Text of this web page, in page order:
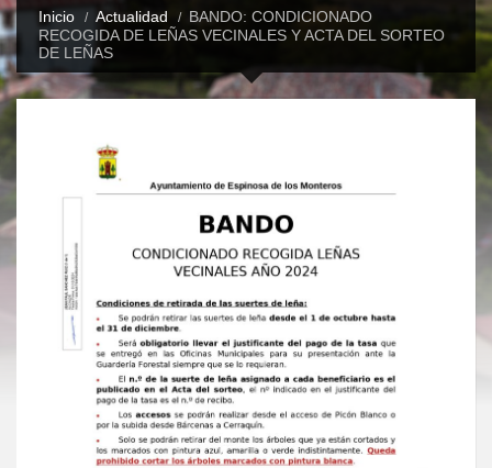
Inicio Actualidad
BANDO: CONDICIONADO
RECOGIDA DE LEÑAS VECINALES Y ACTA DEL SORTEO
DE LEÑAS